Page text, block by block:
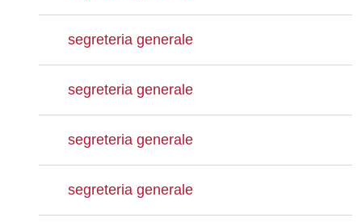
segreteria generale
segreteria generale
segreteria generale
segreteria generale